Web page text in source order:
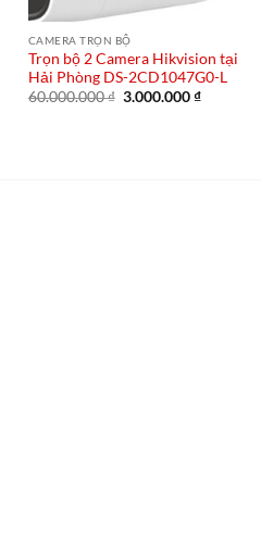
CAMERA TRỌN BỘ
Trọn bộ 2 Camera Hikvision tại
Hải Phòng DS-2CD1047G0-L
60.000.000₫ Giá
3.000.000₫Giá